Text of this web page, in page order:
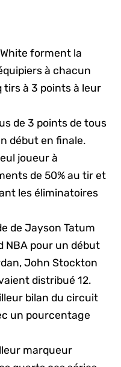
forment la
à chacun
à 3 points à leur
de 3 points de tous
début en finale.
joueur à
de 50% au tir et
les éliminatoires
de Jayson Tatum
NBA pour un début
John Stockton
distribué 12.
bilan du circuit
un pourcentage
marqueur